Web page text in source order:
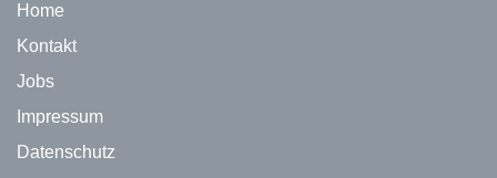
Home
Kontakt
Jobs
Impressum
Datenschutz